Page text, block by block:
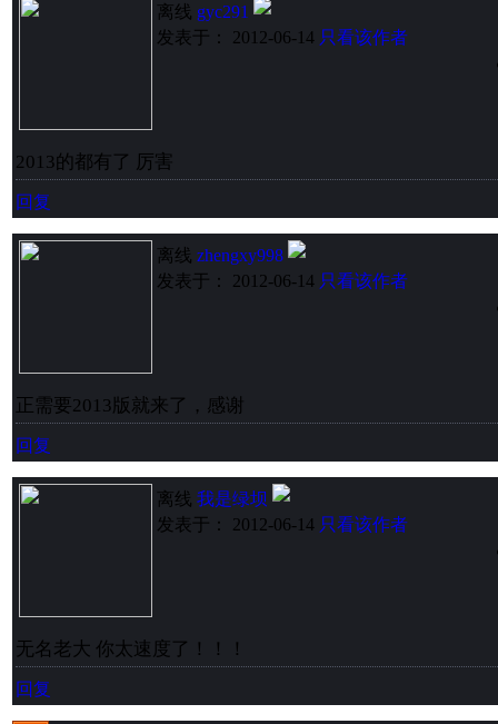
离线 gyc291
发表于： 2012-06-14 只看该作者
2013的都有了 厉害
回复
离线 zhengxy998
发表于： 2012-06-14 只看该作者
正需要2013版就来了，感谢
回复
离线 我是绿坝
发表于： 2012-06-14 只看该作者
无名老大 你太速度了！！！
回复